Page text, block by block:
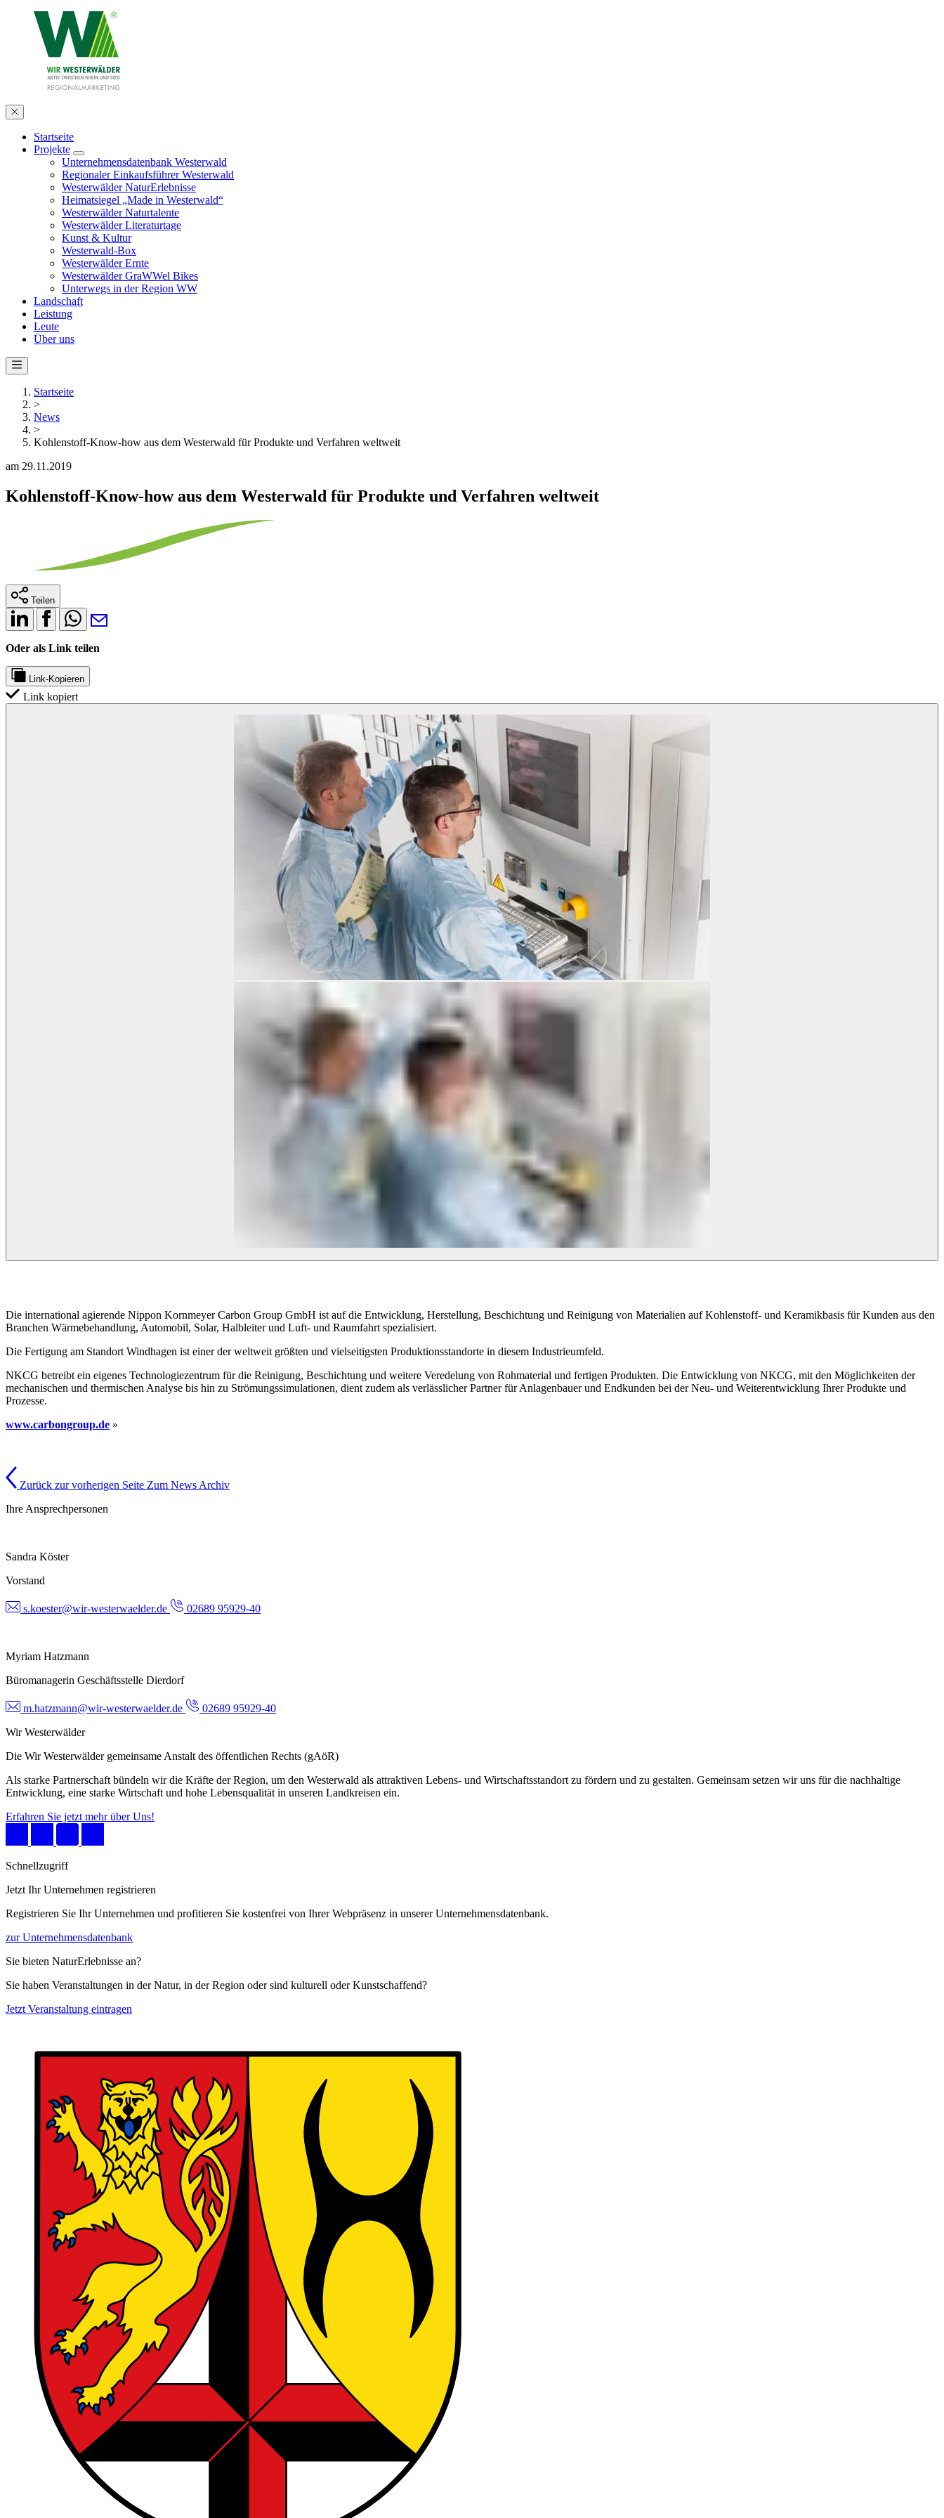
Startseite
Projekte
Unternehmensdatenbank Westerwald
Regionaler Einkaufsführer Westerwald
Westerwälder NaturErlebnisse
Heimatsiegel „Made in Westerwald“
Westerwälder Naturtalente
Westerwälder Literaturtage
Kunst & Kultur
Westerwald-Box
Westerwälder Ernte
Westerwälder GraWWel Bikes
Unterwegs in der Region WW
Landschaft
Leistung
Leute
Über uns
Startseite
>
News
>
Kohlenstoff-Know-how aus dem Westerwald für Produkte und Verfahren weltweit
am 29.11.2019
Kohlenstoff-Know-how aus dem Westerwald für Produkte und Verfahren weltweit
Teilen
Oder als Link teilen
Link-Kopieren
Link kopiert
Die international agierende Nippon Kornmeyer Carbon Group GmbH ist auf die Entwicklung, Herstellung, Beschichtung und Reinigung von Materialien auf Kohlenstoff- und Keramikbasis für Kunden aus den
Branchen Wärmebehandlung, Automobil, Solar, Halbleiter und Luft- und Raumfahrt spezialisiert.
Die Fertigung am Standort Windhagen ist einer der weltweit größten und vielseitigsten Produktionsstandorte in diesem Industrieumfeld.
NKCG betreibt ein eigenes Technologiezentrum für die Reinigung, Beschichtung und weitere Veredelung von Rohmaterial und fertigen Produkten. Die Entwicklung von NKCG, mit den Möglichkeiten der
mechanischen und thermischen Analyse bis hin zu Strömungssimulationen, dient zudem als verlässlicher Partner für Anlagenbauer und Endkunden bei der Neu- und Weiterentwicklung Ihrer Produkte und
Prozesse.
www.carbongroup.de »
Zurück zur vorherigen Seite Zum News Archiv
Ihre Ansprechpersonen
Sandra Köster
Vorstand
s.koester@wir-westerwaelder.de 02689 95929-40
Myriam Hatzmann
Büromanagerin Geschäftsstelle Dierdorf
m.hatzmann@wir-westerwaelder.de
02689 95929-40
Wir Westerwälder
Die Wir Westerwälder gemeinsame Anstalt des öffentlichen Rechts (gAöR)
Als starke Partnerschaft bündeln wir die Kräfte der Region, um den Westerwald als attraktiven Lebens- und Wirtschaftsstandort zu fördern und zu gestalten. Gemeinsam setzen wir uns für die nachhaltige
Entwicklung, eine starke Wirtschaft und hohe Lebensqualität in unseren Landkreisen ein.
Erfahren Sie jetzt mehr über Uns!
Schnellzugriff
Jetzt Ihr Unternehmen registrieren
Registrieren Sie Ihr Unternehmen und profitieren Sie kostenfrei von Ihrer Webpräsenz in unserer Unternehmensdatenbank.
zur Unternehmensdatenbank
Sie bieten NaturErlebnisse an?
Sie haben Veranstaltungen in der Natur, in der Region oder sind kulturell oder Kunstschaffend?
Jetzt Veranstaltung eintragen